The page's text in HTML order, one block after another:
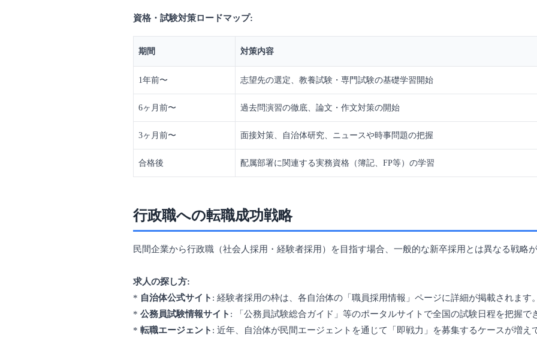
資格・試験対策ロードマップ:
期間 対策内容
1年前〜 志望先の選定、教養試験・専門試験の基礎学習開始
6ヶ月前〜 過去問演習の徹底、論文・作文対策の開始
3ヶ月前〜 面接対策、自治体研究、ニュースや時事問題の把握
合格後 配属部署に関連する実務資格（簿記、FP等）の学習
行政職への転職成功戦略
民間企業から行政職（社会人採用・経験者採用）を目指す場合、一般的な新卒採用とは異なる戦略が
求人の探し方:
* 自治体公式サイト : 経験者採用の枠は、各自治体の「職員採用情報」ページに詳細が掲載されます。
* 公務員試験情報サイト : 「公務員試験総合ガイド」等のポータルサイトで全国の試験日程を把握で
* 転職エージェント : 近年、自治体が民間エージェントを通じて「即戦力」を募集するケースが増え